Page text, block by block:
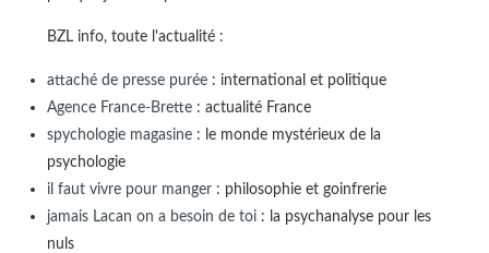
BZL info, toute l'actualité :
attaché de presse purée: international et politique
Agence France-Brette: actualité France
spychologie magasine: le monde mystérieux de la
psychologie
il faut vivre pour manger: philosophie et goinfrerie
jamais Lacan on a besoin de toi: la psychanalyse pour les
nuls